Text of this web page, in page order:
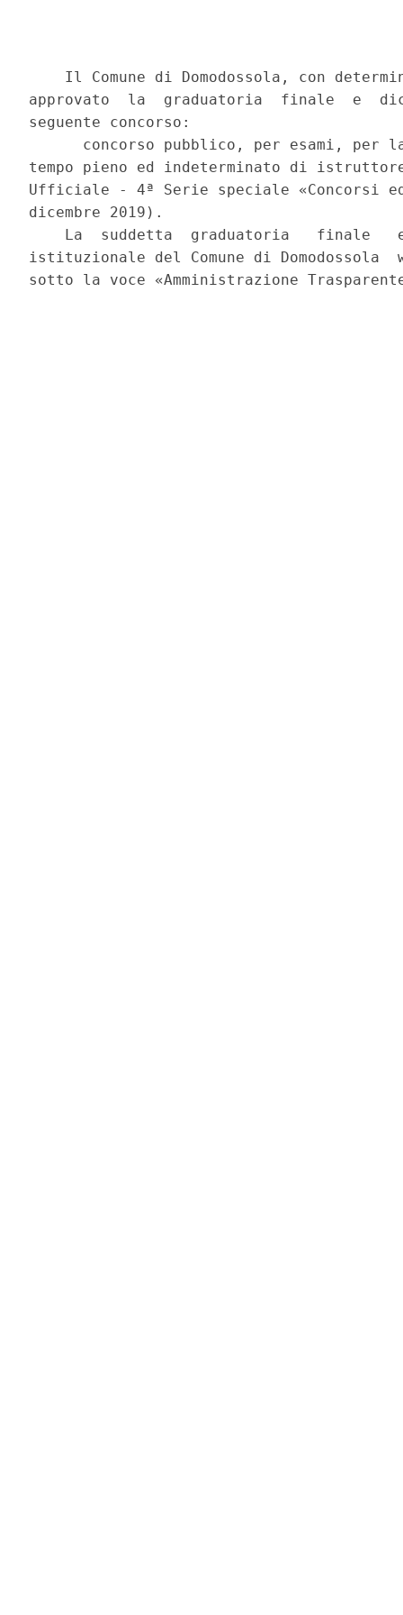
Il Comune di Domodossola, con
approvato  la  graduatoria  finale  e
seguente concorso:
concorso pubblico, per esami, per
tempo pieno ed indeterminato di
Ufficiale - 4ª Serie speciale «Concorsi
dicembre 2019).
La  suddetta  graduatoria   finale
istituzionale del Comune di Domodossola
sotto la voce «Amministrazione